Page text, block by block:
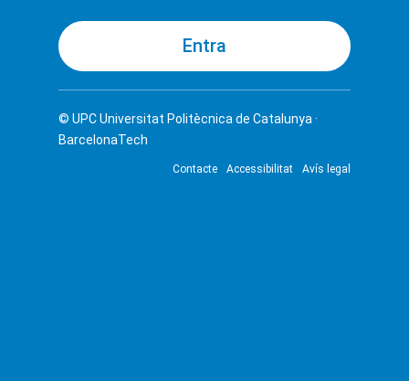
© UPCUniversitat Politècnica de Catalunya ·
BarcelonaTech
Contacte Accessibilitat Avís legal